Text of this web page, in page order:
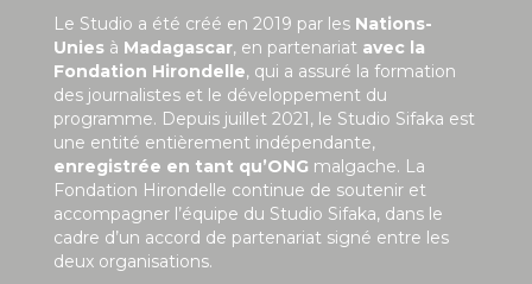
Le Studio a été créé en 2019 par les Nations-
Unies à Madagascar, en partenariat avec la
Fondation Hirondelle, qui a assuré la formation
des journalistes et le développement du
programme. Depuis juillet 2021, le Studio Sifaka est
une entité entièrement indépendante,
enregistrée en tant qu’ONG malgache. La
Fondation Hirondelle continue de soutenir et
accompagner l’équipe du Studio Sifaka, dans le
cadre d’un accord de partenariat signé entre les
deux organisations.